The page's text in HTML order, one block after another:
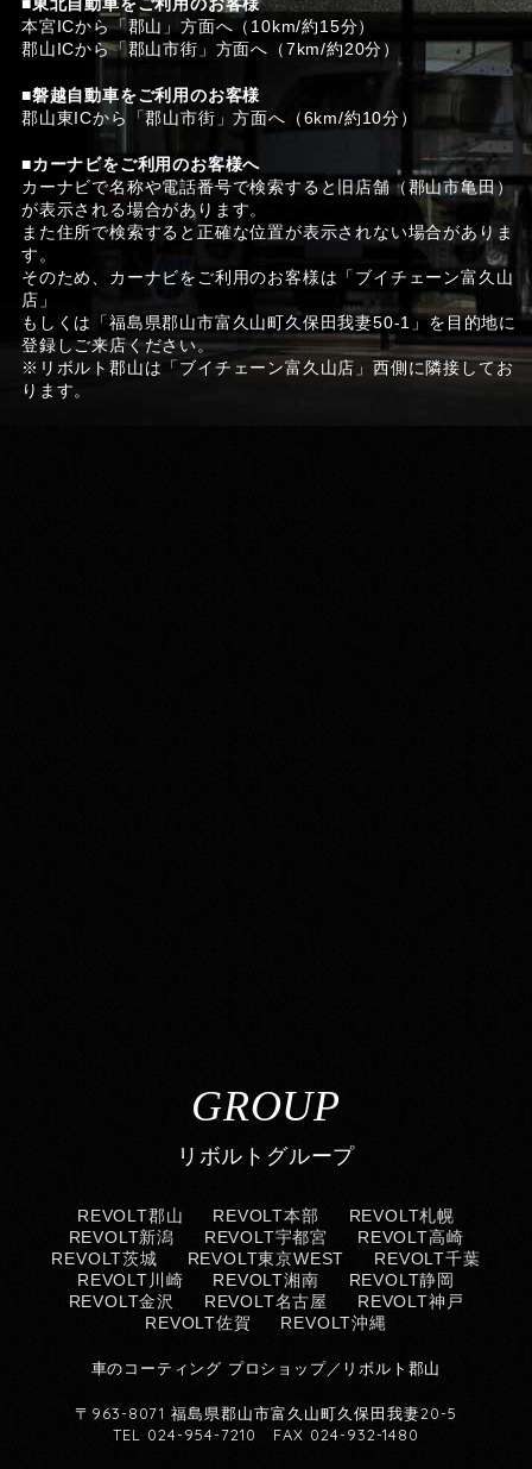
本宮ICから「郡山」方面へ（10km/約15分）
郡山ICから「郡山市街」方面へ（7km/約20分）
■磐越自動車をご利用のお客様
郡山東ICから「郡山市街」方面へ（6km/約10分）
■カーナビをご利用のお客様へ
カーナビで名称や電話番号で検索すると旧店舗（郡山市亀田）
が表示される場合があります。
また住所で検索すると正確な位置が表示されない場合がありま
す。
そのため、カーナビをご利用のお客様は「ブイチェーン富久山
店」
もしくは「福島県郡山市富久山町久保田我妻50-1」を目的地に
登録しご来店ください。
※リボルト郡山は「ブイチェーン富久山店」西側に隣接してお
ります。
GROUP
リボルトグループ
REVOLT郡山 REVOLT本部
REVOLT札幌
REVOLT新潟
REVOLT宇都宮
REVOLT高崎
REVOLT茨城
REVOLT東京WEST
REVOLT千葉
REVOLT川崎
REVOLT湘南
REVOLT静岡
REVOLT金沢
REVOLT名古屋
REVOLT神戸
REVOLT佐賀
REVOLT沖縄
車のコーティング プロショップ／リボルト郡山
〒963-8071 福島県郡山市富久山町久保田我妻20-5
TEL 024-954-7210 FAX 024-932-1480